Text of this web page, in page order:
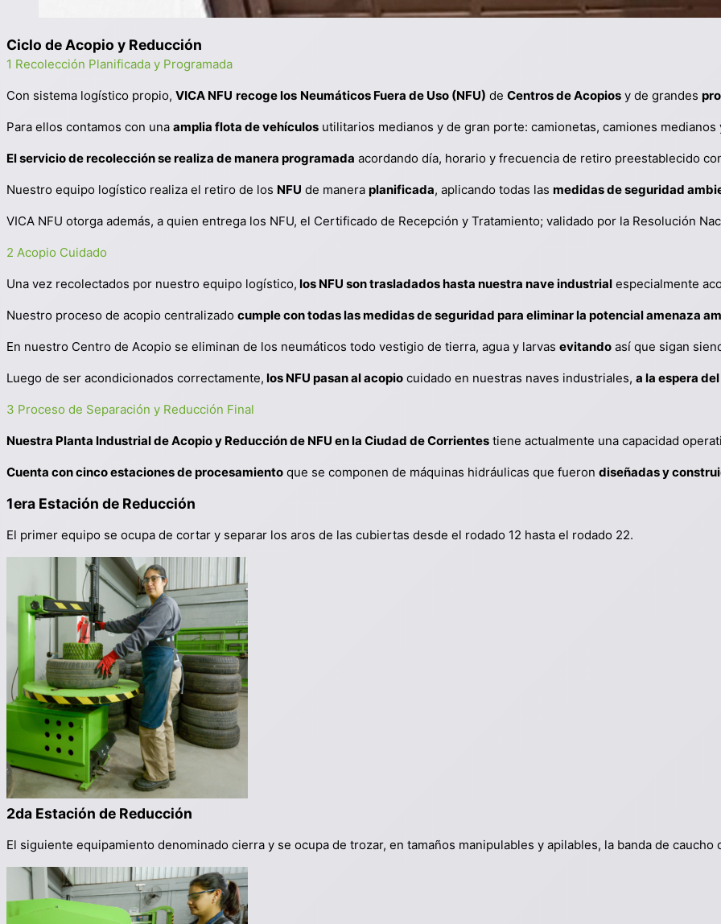
Ciclo de Acopio y Reducción
1 Recolección Planificada y Programada
Con sistema logístico propio, VICA NFU recoge los Neumáticos Fuera de Uso (NFU) de Centros de Acopios y de grandes
Para ellos contamos con una amplia flota de vehículos utilitarios medianos y de gran porte: camionetas, camiones medianos
El servicio de recolección se realiza de manera programada acordando día, horario y frecuencia de retiro preestablecido
Nuestro equipo logístico realiza el retiro de los NFU de manera planificada, aplicando todas las medidas de seguridad
VICA NFU otorga además, a quien entrega los NFU, el Certificado de Recepción y Tratamiento; validado por la Resolución
2 Acopio Cuidado
Una vez recolectados por nuestro equipo logístico, los NFU son trasladados hasta nuestra nave industrial especialmente
Nuestro proceso de acopio centralizado cumple con todas las medidas de seguridad para eliminar la potencial amenaza
En nuestro Centro de Acopio se eliminan de los neumáticos todo vestigio de tierra, agua y larvas evitando así que sigan
Luego de ser acondicionados correctamente, los NFU pasan al acopio cuidado en nuestras naves industriales, a la espera
3 Proceso de Separación y Reducción Final
Nuestra Planta Industrial de Acopio y Reducción de NFU en la Ciudad de Corrientes tiene actualmente una capacidad
Cuenta con cinco estaciones de procesamiento que se componen de máquinas hidráulicas que fueron diseñadas y
1era Estación de Reducción
El primer equipo se ocupa de cortar y separar los aros de las cubiertas desde el rodado 12 hasta el rodado 22.
2da Estación de Reducción
El siguiente equipamiento denominado cierra y se ocupa de trozar, en tamaños manipulables y apilables, la banda de